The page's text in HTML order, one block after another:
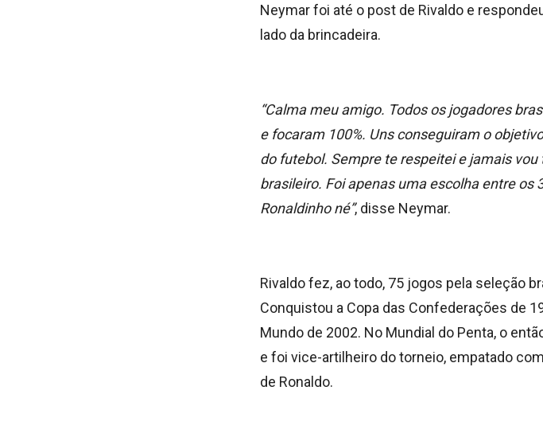
Neymar foi até o post de Rivaldo e
lado da brincadeira.
“Calma meu amigo. Todos os jogadores
e focaram 100%. Uns conseguiram o
do futebol. Sempre te respeitei e jamais
brasileiro. Foi apenas uma escolha entre os
Ronaldinho né”, disse Neymar.
Rivaldo fez, ao todo, 75 jogos pela seleção
Conquistou a Copa das Confederações de
Mundo de 2002. No Mundial do Penta, o
e foi vice-artilheiro do torneio, empatado
de Ronaldo.